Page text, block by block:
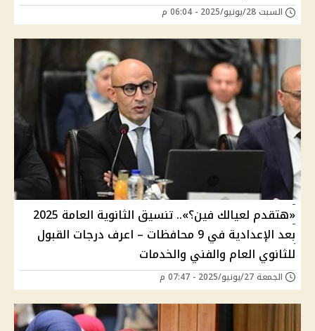
السبت 28/يونيو/2025 - 06:04 م
«هتقدم لعيالك فين؟».. تنسيق الثانوية العامة 2025
بعد الإعدادية في 9 محافظات – اعرف درجات القبول
للثانوي العام والفني والخدمات
الجمعة 27/يونيو/2025 - 07:47 م